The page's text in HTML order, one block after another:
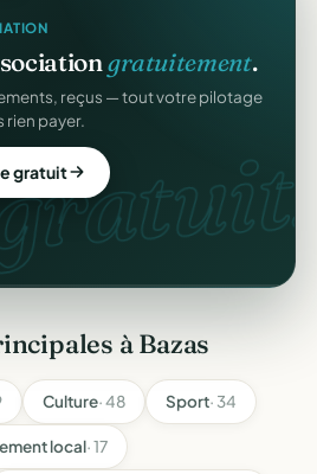
gratuitement.
reçus — tout votre pilotage
rien payer.
gratuit
à Bazas
Culture· 48 Sport· 34
local· 17